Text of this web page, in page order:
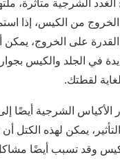
من الكيس، إذا
على الخروج،
في الجلد والكيس
لقطتك.
الشرجية أيضًا
يمكن لهذه الكتل
وقد تسبب أيضًا